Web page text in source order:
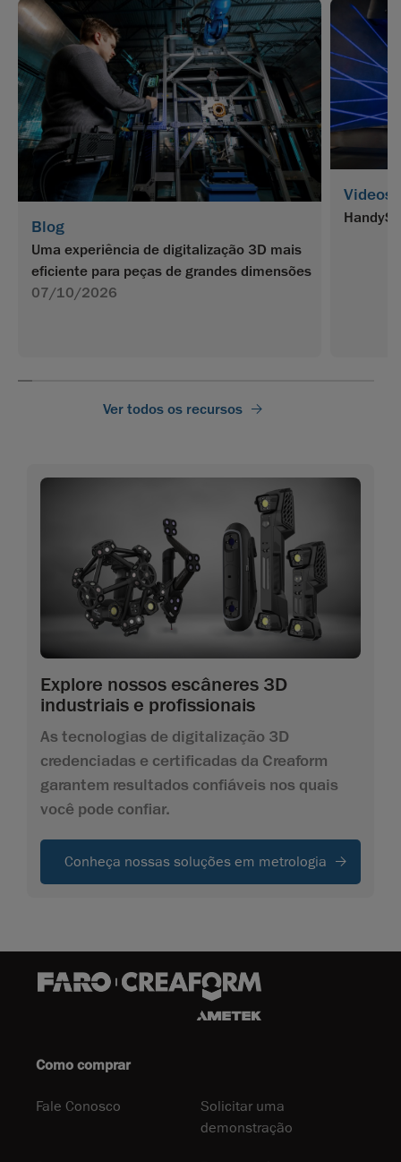
Blog
Uma experiência de digitalização 3D mais
eficiente para peças de grandes dimensões
07/10/2026
Videos
Ver todos os recursos
Explore nossos escâneres 3D
industriais e profissionais
As tecnologias de digitalização 3D
credenciadas e certificadas da Creaform
garantem resultados confiáveis nos quais
você pode confiar.
Conheça nossas soluções em metrologia
Como comprar
Fale Conosco
Solicitar uma
demonstração